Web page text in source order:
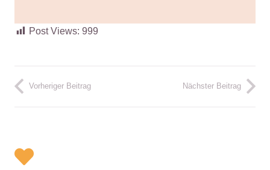
Post Views: 999
Vorheriger Beitrag Nächster Beitrag